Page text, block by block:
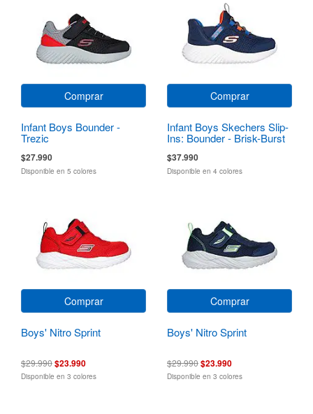
Comprar
Infant Boys Bounder -
Trezic
$27.990
Disponible en 5 colores
Comprar
Infant Boys Skechers Slip-
Ins: Bounder - Brisk-Burst
$37.990
Disponible en 4 colores
Comprar
Boys' Nitro Sprint
$29.990$23.990
Disponible en 3 colores
Comprar
Boys' Nitro Sprint
$29.990$23.990
Disponible en 3 colores